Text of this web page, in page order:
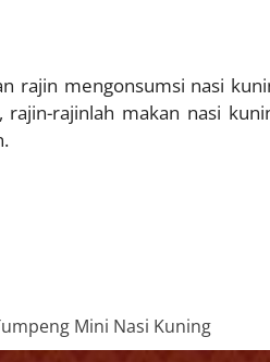
rajin mengonsumsi nasi
rajinlah makan nasi
Mini Nasi Kuning